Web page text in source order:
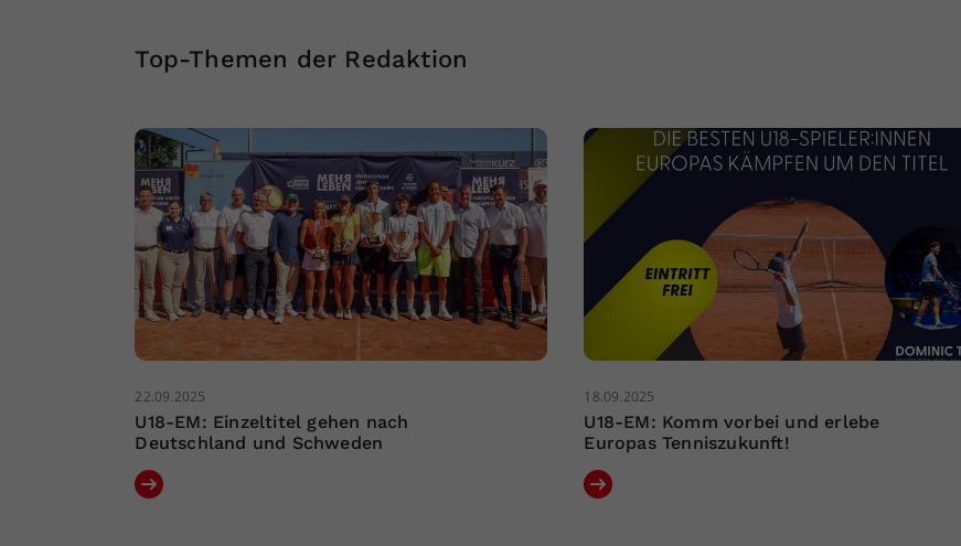
Top-Themen der Redaktion
22.09.2025
U18-EM: Einzeltitel gehen nach
Deutschland und Schweden
18.09.2025
U18-EM: Komm vorbei und erlebe
Europas Tenniszukunft!